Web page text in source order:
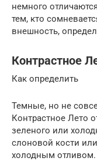
немного
тем, кто
внешность,
Контрастное
Как определить
Темные, но не
Контрастное Лето
зеленого или
слоновой кости
холодным отливом.